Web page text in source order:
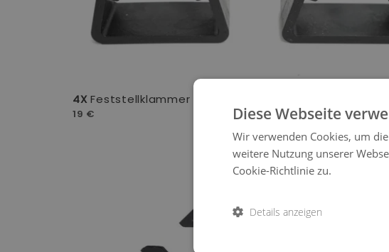
4X Feststellklammer
19 € Diese Webseite
Wir verwenden Cookies, um
weitere Nutzung unserer
Cookie-Richtlinie zu.
Details anzeigen